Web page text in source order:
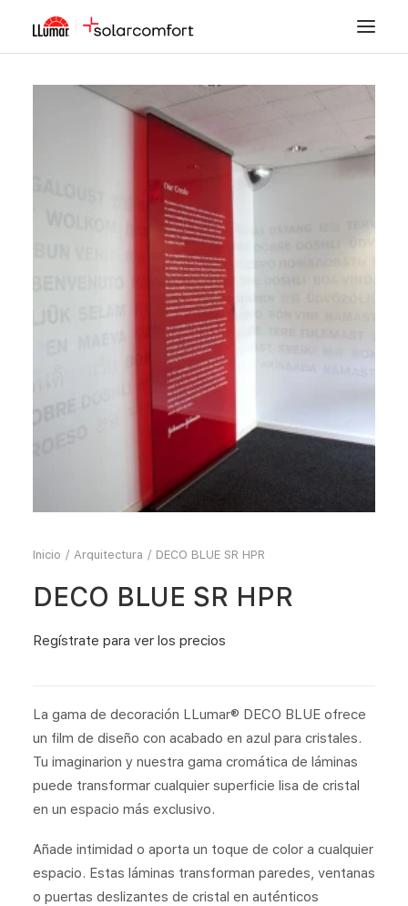
LÁMINAS SOLARES
SEGURIDAD
DECORACIÓN
TINTADO DE LUNAS
PPF
ACCESORIOS
MI CUENTA
Inicio Arquitectura DECO BLUE SR HPR
DECO BLUE SR HPR
Regístrate para ver los precios
La gama de decoración LLumar® DECO BLUE ofrece
un film de diseño con acabado en azul para cristales.
Tu imaginarion y nuestra gama cromática de láminas
puede transformar cualquier superficie lisa de cristal
en un espacio más exclusivo.
Añade intimidad o aporta un toque de color a cualquier
espacio. Estas láminas transforman paredes, ventanas
o puertas deslizantes de cristal en auténticos